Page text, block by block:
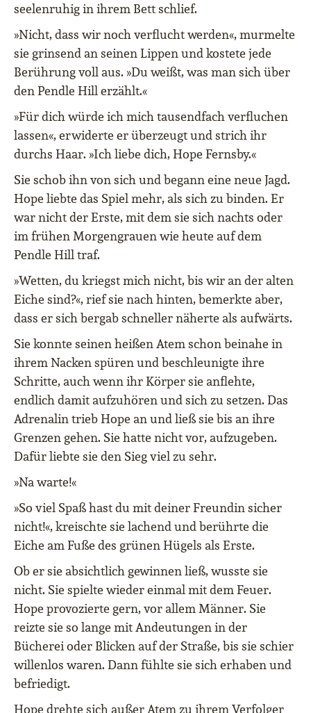
seelenruhig in ihrem Bett schlief.
»Nicht, dass wir noch verflucht werden«, murmelte
sie grinsend an seinen Lippen und kostete jede
Berührung voll aus. »Du weißt, was man sich über
den Pendle Hill erzählt.«
»Für dich würde ich mich tausendfach verfluchen
lassen«, erwiderte er überzeugt und strich ihr
durchs Haar. »Ich liebe dich, Hope Fernsby.«
Sie schob ihn von sich und begann eine neue Jagd.
Hope liebte das Spiel mehr, als sich zu binden. Er
war nicht der Erste, mit dem sie sich nachts oder
im frühen Morgengrauen wie heute auf dem
Pendle Hill traf.
»Wetten, du kriegst mich nicht, bis wir an der alten
Eiche sind?«, rief sie nach hinten, bemerkte aber,
dass er sich bergab schneller näherte als aufwärts.
Sie konnte seinen heißen Atem schon beinahe in
ihrem Nacken spüren und beschleunigte ihre
Schritte, auch wenn ihr Körper sie anflehte,
endlich damit aufzuhören und sich zu setzen. Das
Adrenalin trieb Hope an und ließ sie bis an ihre
Grenzen gehen. Sie hatte nicht vor, aufzugeben.
Dafür liebte sie den Sieg viel zu sehr.
»Na warte!«
»So viel Spaß hast du mit deiner Freundin sicher
nicht!«, kreischte sie lachend und berührte die
Eiche am Fuße des grünen Hügels als Erste.
Ob er sie absichtlich gewinnen ließ, wusste sie
nicht. Sie spielte wieder einmal mit dem Feuer.
Hope provozierte gern, vor allem Männer. Sie
reizte sie so lange mit Andeutungen in der
Bücherei oder Blicken auf der Straße, bis sie schier
willenlos waren. Dann fühlte sie sich erhaben und
befriedigt.
Hope drehte sich außer Atem zu ihrem Verfolger